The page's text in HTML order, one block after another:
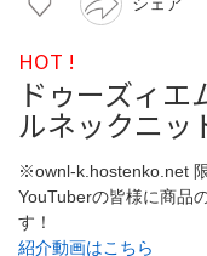
シェア
HOT !
ドゥーズィ
ルネックニ
※ownl-k.hostenko.net
YouTuberの皆様に商品
す！
紹介動画はこちら